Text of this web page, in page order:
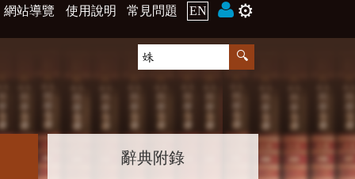
網站導覽 使用說明 常見問題 EN ⚙️
辭典附錄